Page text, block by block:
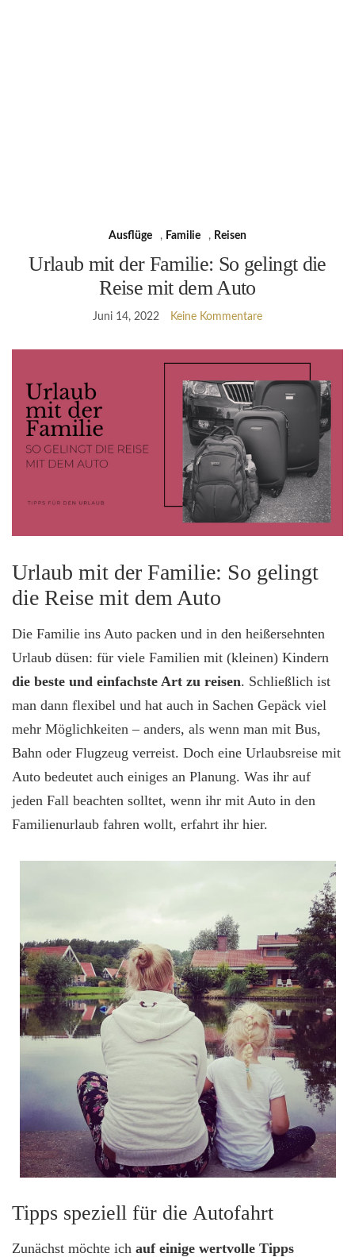
Ausflüge , Familie , Reisen
Urlaub mit der Familie: So gelingt die
Reise mit dem Auto
Juni 14, 2022 Keine Kommentare
Urlaub mit der Familie: So gelingt
die Reise mit dem Auto
Die Familie ins Auto packen und in den heißersehnten
Urlaub düsen: für viele Familien mit (kleinen) Kindern
die beste und einfachste Art zu reisen. Schließlich ist
man dann flexibel und hat auch in Sachen Gepäck viel
mehr Möglichkeiten – anders, als wenn man mit Bus,
Bahn oder Flugzeug verreist. Doch eine Urlaubsreise mit
Auto bedeutet auch einiges an Planung. Was ihr auf
jeden Fall beachten solltet, wenn ihr mit Auto in den
Familienurlaub fahren wollt, erfahrt ihr hier.
Tipps speziell für die Autofahrt
Zunächst möchte ich auf einige wertvolle Tipps